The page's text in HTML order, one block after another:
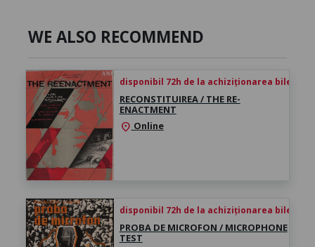
WE ALSO RECOMMEND
disponibil 72h de la achiziționarea biletului
RECONSTITUIREA / THE RE-
ENACTMENT
location_on Online
disponibil 72h de la achiziționarea biletului
PROBA DE MICROFON / MICROPHONE
TEST